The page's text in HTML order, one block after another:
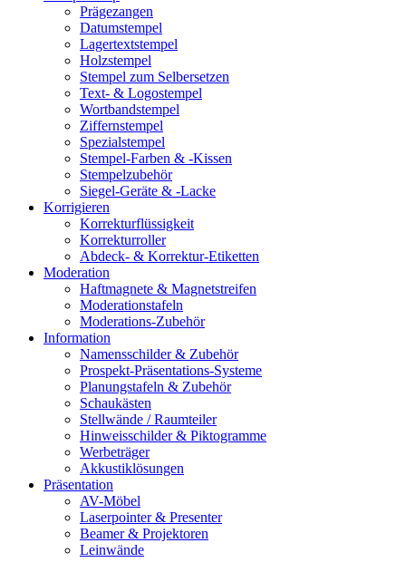
Prägezangen
Datumstempel
Lagertextstempel
Holzstempel
Stempel zum Selbersetzen
Text- & Logostempel
Wortbandstempel
Ziffernstempel
Spezialstempel
Stempel-Farben & -Kissen
Stempelzubehör
Siegel-Geräte & -Lacke
Korrigieren
Korrekturflüssigkeit
Korrekturroller
Abdeck- & Korrektur-Etiketten
Moderation
Haftmagnete & Magnetstreifen
Moderationstafeln
Moderations-Zubehör
Information
Namensschilder & Zubehör
Prospekt-Präsentations-Systeme
Planungstafeln & Zubehör
Schaukästen
Stellwände / Raumteiler
Hinweisschilder & Piktogramme
Werbeträger
Akkustiklösungen
Präsentation
AV-Möbel
Laserpointer & Presenter
Beamer & Projektoren
Leinwände